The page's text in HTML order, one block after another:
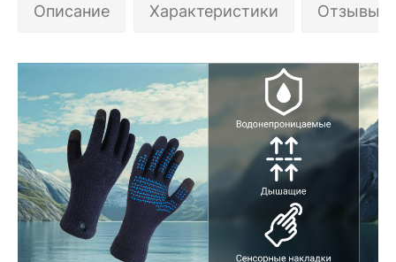
Описание Характеристики Отзывы 0